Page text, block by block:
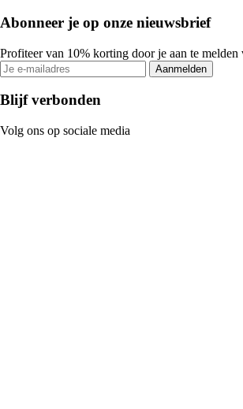
Abonneer je op onze nieuwsbrief
Profiteer van 10% korting door je aan te
Aanmelden
Blijf verbonden
Volg ons op sociale media